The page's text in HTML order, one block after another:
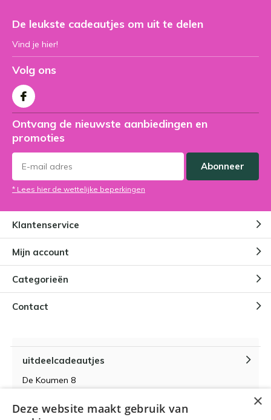
De leukste cadeautjes om uit te delen
Vind je hier!
Volg ons
Ontvang de nieuwste aanbiedingen en
promoties
Abonneer
* Lees hier de wettelijke beperkingen
Klantenservice
Mijn account
Categorieën
Contact
uitdeelcadeautjes
De Koumen 8
KvK-nummer 14087571
×
Deze website maakt gebruik van